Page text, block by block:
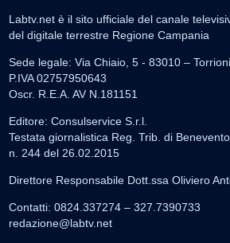
Labtv.net è il sito ufficiale del canale
del digitale terrestre Regione Campania
Sede legale: Via Chiaio, 5 - 83010 –
P.IVA 02757950643
Oscr. R.E.A. AV N.181151
Editore: Consulservice S.r.l.
Testata giornalistica Reg. Trib. di Benevento
n. 244 del 26.02.2015
Direttore Responsabile Dott.ssa Oliviero
Contatti: 0824.337274 – 327.7390733
redazione@labtv.net